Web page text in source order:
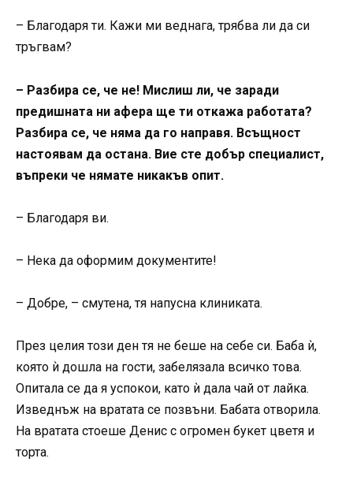
– Благодаря ти. Кажи ми веднага, трябва ли да си
тръгвам?
– Разбира се, че не! Мислиш ли, че заради
предишната ни афера ще ти откажа работата?
Разбира се, че няма да го направя. Всъщност
настоявам да остана. Вие сте добър специалист,
въпреки че нямате никакъв опит.
– Благодаря ви.
– Нека да оформим документите!
– Добре, – смутена, тя напусна клиниката.
През целия този ден тя не беше на себе си. Баба ѝ,
която ѝ дошла на гости, забелязала всичко това.
Опитала се да я успокои, като ѝ дала чай от лайка.
Изведнъж на вратата се позвъни. Бабата отворила.
На вратата стоеше Денис с огромен букет цветя и
торта.